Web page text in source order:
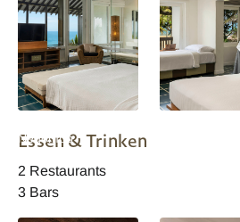
Negombo
Essen & Trinken
2 Restaurants
3 Bars